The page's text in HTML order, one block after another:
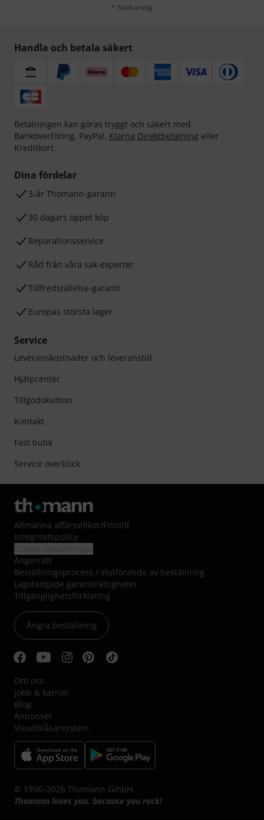
* Nödvändig
Handla och betala säkert
Betalningen kan göras tryggt och säkert med
Banköverföring, PayPal, Klarna Direktbetalning eller
Kreditkort.
Dina fördelar
3-år Thomann-garanti
30 dagars öppet köp
Reparationsservice
Råd från våra sak-experter
Tillfredställelse-garanti
Europas största lager
Service
Leveranskostnader och leveranstid
Hjälpcenter
Tillgodokvitton
Kontakt
Fast butik
Service överblick
Allmänna affärsvillkor/Finstilt
Integritetspolicy
Ångerrätt
Beställningsprocess / slutförande av beställning
Lagstadgade garantirättigheter
Tillgänglighetsförklaring
Ångra beställning
Om oss
Jobb & karriär
Blog
Annonser
Visselblåsarsystem
© 1996–2026 Thomann GmbH.
Thomann loves you, because you rock!